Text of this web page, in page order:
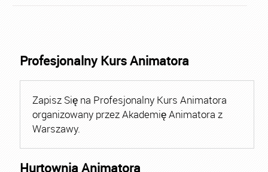
Profesjonalny Kurs Animatora
Zapisz Się na Profesjonalny Kurs Animatora
organizowany przez Akademię Animatora z
Warszawy.
Hurtownia Animatora